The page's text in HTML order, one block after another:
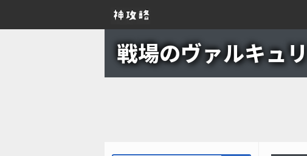
戦場のヴァルキュ